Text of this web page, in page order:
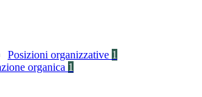
Posizioni organizzative 1
organica 1